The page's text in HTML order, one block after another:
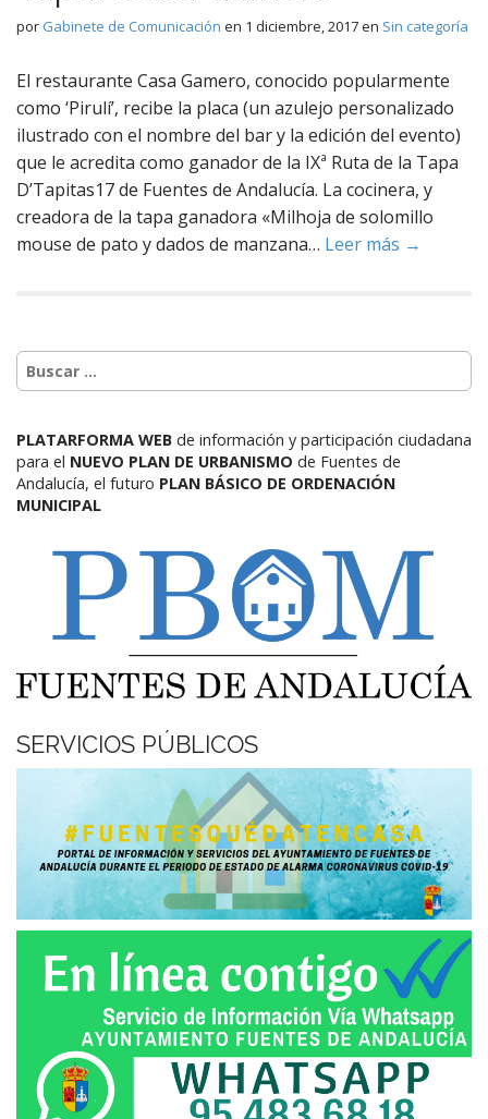
por Gabinete de Comunicación en 1 diciembre, 2017en Sin categoría
El restaurante Casa Gamero, conocido popularmente
como ‘Pirulí’, recibe la placa (un azulejo personalizado
ilustrado con el nombre del bar y la edición del evento)
que le acredita como ganador de la IXª Ruta de la Tapa
D’Tapitas17 de Fuentes de Andalucía. La cocinera, y
creadora de la tapa ganadora «Milhoja de solomillo
mouse de pato y dados de manzana… Leer más →
PLATARFORMA WEB de información y participación ciudadana
para el NUEVO PLAN DE URBANISMO de Fuentes de
Andalucía, el futuro PLAN BÁSICO DE ORDENACIÓN
MUNICIPAL
SERVICIOS PÚBLICOS